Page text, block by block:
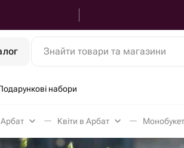
Знайти товари та магазини
набори
Арбат Квіти в Арбат